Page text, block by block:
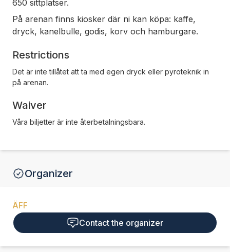
650 sittplatser.
På arenan finns kiosker där ni kan köpa: kaffe,
dryck, kanelbulle, godis, korv och hamburgare.
Restrictions
Det är inte tillåtet att ta med egen dryck eller pyroteknik in
på arenan.
Waiver
Våra biljetter är inte återbetalningsbara.
Organizer
ÄFF
Contact the organizer